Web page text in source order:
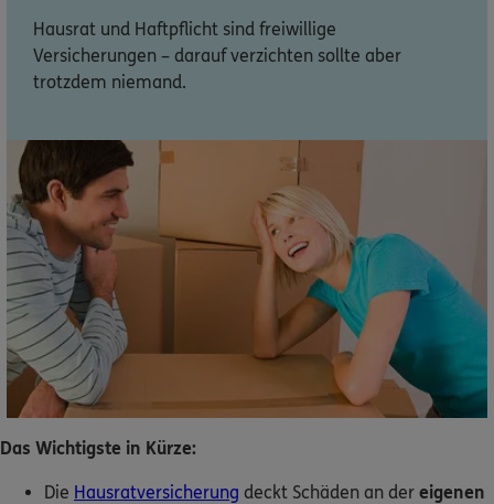
Reform der privaten Altersvorsorge
Jetzt Förderung selbst berechnen.
Jetzt informieren
Nicht sicher, was Sie benötigen?
Dann lassen Sie sich helfen.
Service
Hausrat und Haftpflicht sind freiwillige
Versicherungen – darauf verzichten sollte aber
trotzdem niemand.
Das Wichtigste in Kürze:
Die Hausratversicherung deckt Schäden an der eigenen